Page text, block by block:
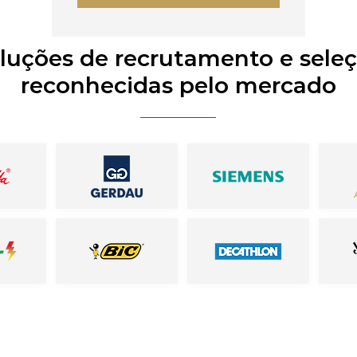
de recrutamento e
reconhecidas pelo mercado